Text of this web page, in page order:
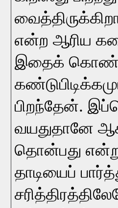
என்ற ஆரிய
இதைக்
பிறந்தேன்.
வயதுதானே
தொன்பது
தாடியைப்